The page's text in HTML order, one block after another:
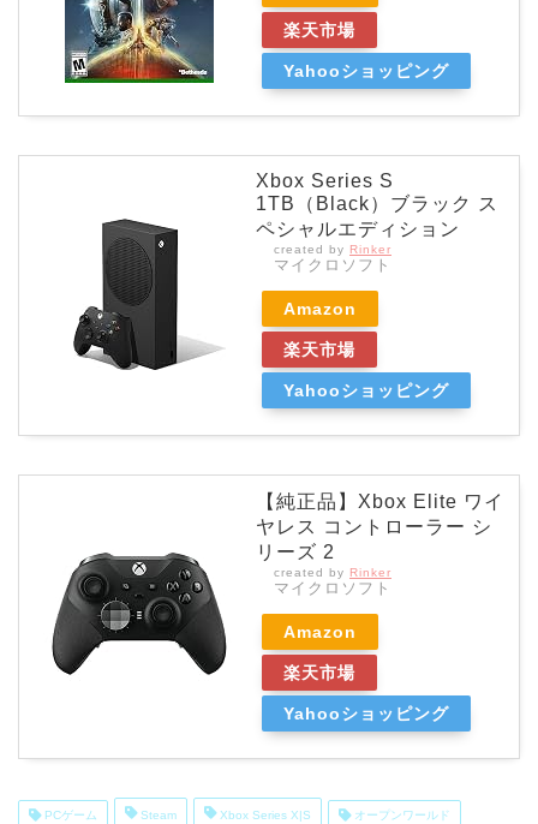
楽天市場
Yahooショッピング
Xbox Series S
1TB（Black）ブラック ス
ペシャルエディション
created by Rinker
マイクロソフト
Amazon
楽天市場
Yahooショッピング
【純正品】Xbox Elite ワイ
ヤレス コントローラー シ
リーズ 2
created by Rinker
マイクロソフト
Amazon
楽天市場
Yahooショッピング
PCゲーム Steam Xbox Series X|S オープンワールド